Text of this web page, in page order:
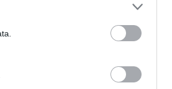
vizet kavarni a
verziójának
is bekerül majd a